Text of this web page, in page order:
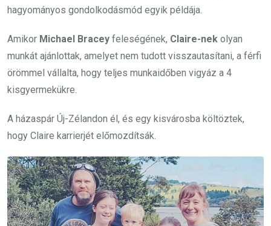
hagyományos gondolkodásmód egyik példája.
Amikor Michael Bracey feleségének, Claire-nek olyan
munkát ajánlottak, amelyet nem tudott visszautasítani, a férfi
örömmel vállalta, hogy teljes munkaidőben vigyáz a 4
kisgyermekükre.
A házaspár Új-Zélandon él, és egy kisvárosba költöztek,
hogy Claire karrierjét előmozdítsák.